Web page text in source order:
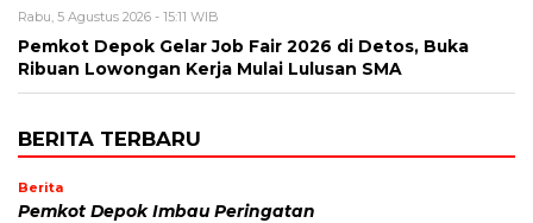
Rabu, 5 Agustus 2026 - 15:11 WIB
Pemkot Depok Gelar Job Fair 2026 di Detos, Buka
Ribuan Lowongan Kerja Mulai Lulusan SMA
BERITA TERBARU
Berita
Pemkot Depok Imbau Peringatan